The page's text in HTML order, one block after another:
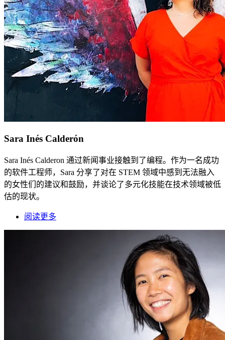
Sara Inés Calderón
Sara Inés Calderon 通过新闻事业接触到了编程。作为一名成功
的软件工程师，Sara 分享了对在 STEM 领域中感到无法融入
的女性们的建议和鼓励，并谈论了多元化技能在技术领域被低
估的现状。
阅读更多